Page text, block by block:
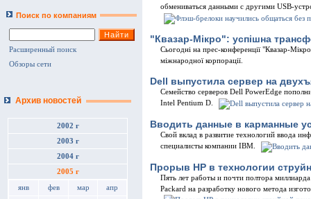
Поиск по компаниям
Расширенный поиск
Обзоры сети
Архив новостей
2002 г
2003 г
2004 г
2005 г
янв фев мар апр
обмениваться данными с другими USB-
"Квазар-Мікро": успішна
Сьогодні на прес-конференції "Квазар-
міжнародної корпорації.
Dell выпустила сервер на
Семейство серверов Dell PowerEdge
Intel Pentium D.
Вводить данные в карманные
Свой вклад в развитие технологий ввода
специалисты компании IBM.
Прорыв HP в технологии
Пять лет работы и почти полтора
Packard на разработку нового метода